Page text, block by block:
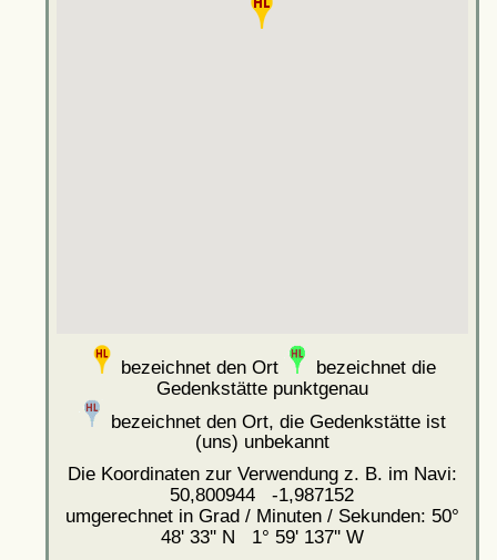
bezeichnet den Ort
bezeichnet die
Gedenkstätte punktgenau
bezeichnet den Ort, die Gedenkstätte ist
(uns) unbekannt
Die Koordinaten zur Verwendung z. B. im Navi:
50,800944 -1,987152
umgerechnet in Grad / Minuten / Sekunden: 50°
48' 33'' N 1° 59' 137'' W